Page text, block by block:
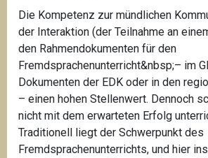
Die Kompetenz zur mündlichen
der Interaktion (der Teilnahme an
den Rahmendokumenten für den
Fremdsprachenunterricht&nbsp;– im
Dokumenten der EDK oder in den
– einen hohen Stellenwert. Dennoch
nicht mit dem erwarteten Erfolg
Traditionell liegt der Schwerpunkt des
Fremdsprachenunterrichts, und hier